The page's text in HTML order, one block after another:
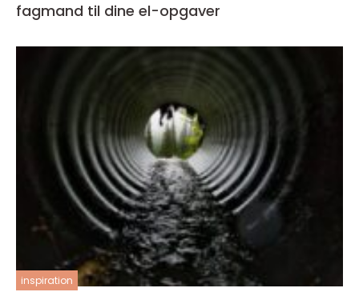
fagmand til dine el-opgaver
inspiration